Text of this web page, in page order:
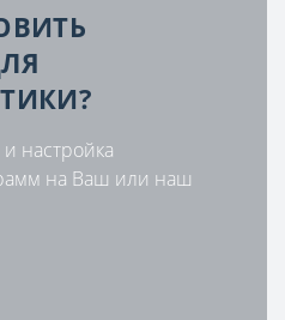
настройка
на Ваш или наш